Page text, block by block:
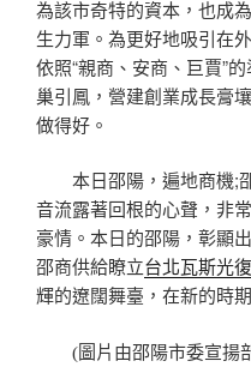
為該市奇特的資本，也成
生力軍。為更好地吸引在
依照“親商、安商、巨賈”
巢引鳳，營建創業成長膏
做得好。
本日邵陽，遍地商機;
音流露著回根的心聲，非
豪情。本日的邵陽，彰顯
邵商供給瞭立台北瓦斯光
輝的遼闊舞臺，在新的時
(圖片由邵陽市委宣揚